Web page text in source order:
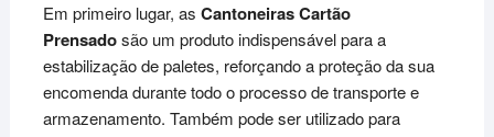
Em primeiro lugar, as Cantoneiras Cartão
Prensadosão um produto indispensável para a
estabilização de paletes, reforçando a proteção da sua
encomenda durante todo o processo de transporte e
armazenamento. Também pode ser utilizado para